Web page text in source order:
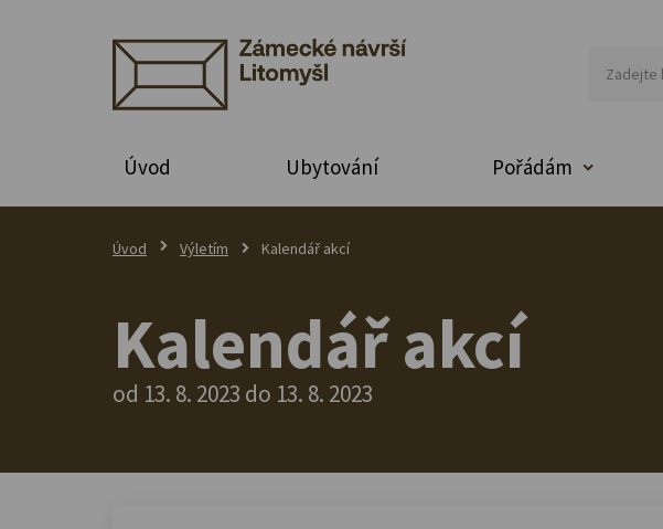
Úvod Ubytování Pořádám
Úvod Výletím Kalendář akcí
Kalendář akcí
od 13. 8. 2023 do 13. 8. 2023